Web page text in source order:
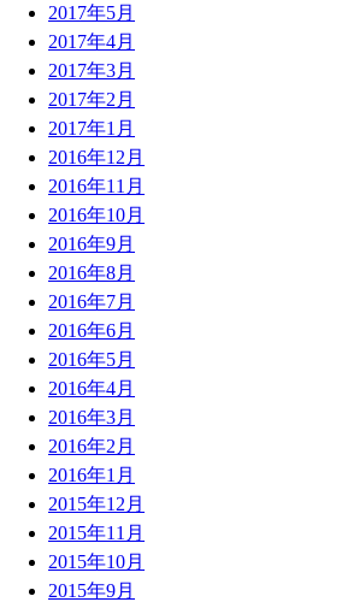
2017年5月
2017年4月
2017年3月
2017年2月
2017年1月
2016年12月
2016年11月
2016年10月
2016年9月
2016年8月
2016年7月
2016年6月
2016年5月
2016年4月
2016年3月
2016年2月
2016年1月
2015年12月
2015年11月
2015年10月
2015年9月